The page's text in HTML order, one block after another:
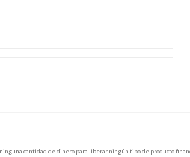
cantidad de dinero para liberar ningún tipo de producto